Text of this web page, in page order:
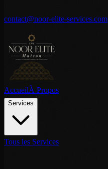
contact@noor-elite-services.com
AccueilÀ Propos
Services
Tous les Services